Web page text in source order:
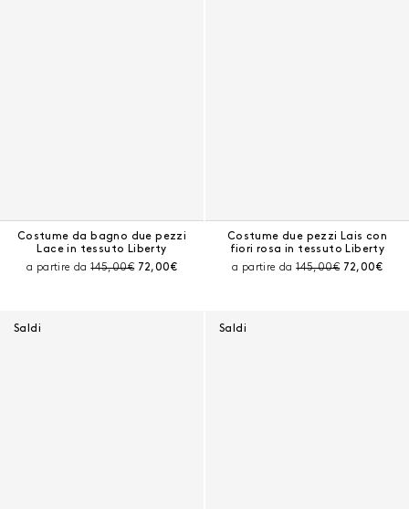
Costume da bagno due pezzi
Lace in tessuto Liberty
a partire daPrezzo prima dello sconto:
145,00€ Prezzo corrente:
72,00€
Costume due pezzi Lais con
fiori rosa in tessuto Liberty
a partire daPrezzo prima dello
145,00€ Prezzo
72,00€
Saldi Saldi